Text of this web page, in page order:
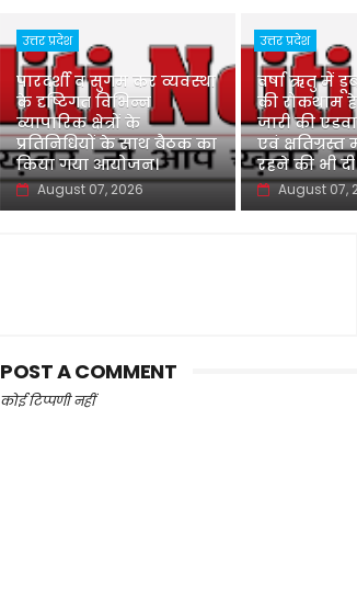
उत्तर प्रदेश
पारदर्शी व सुगम कर व्यवस्था
के दृष्टिगत विभिन्न
व्यापारिक क्षेत्रों के
प्रतिनिधियों के साथ बैठक का
किया गया आयोजन।
August 07, 2026
उत्तर प्रदेश
वर्षा ऋतु में
की रोकथाम
जारी की
एवं
रहने की भी
August 07,
POST A COMMENT
कोई टिप्पणी नहीं